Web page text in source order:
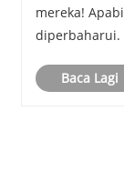
mereka! Apabila Tahun Baru dibuka, semua perkara
diperbaharui.
daripadaBaca Lagi